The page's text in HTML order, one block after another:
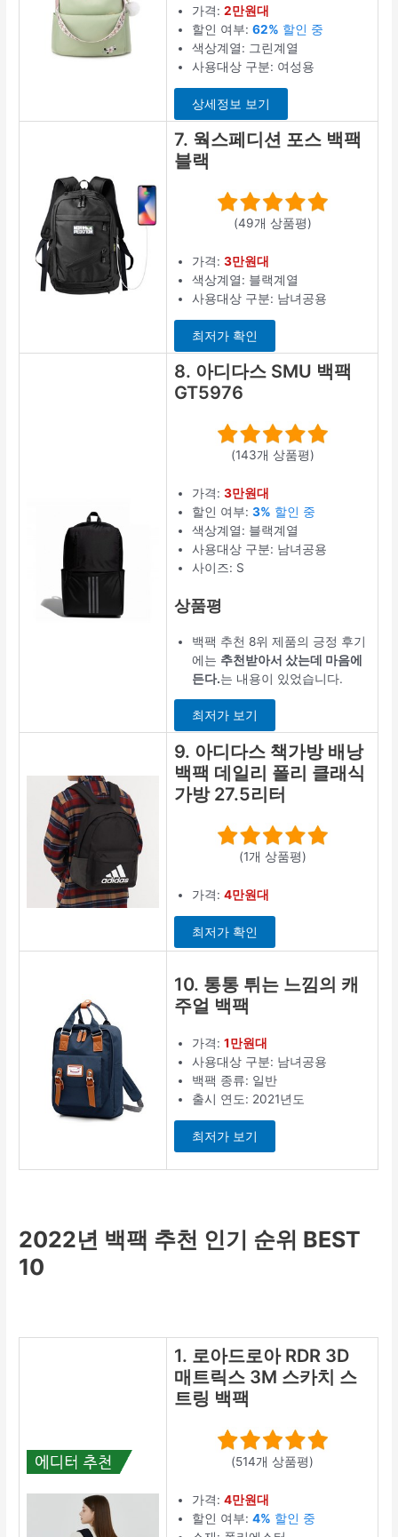
가격:2만원대
할인 여부:62% 할인 중
색상계열: 그린계열
사용대상 구분: 여성용
상세정보 보기
7. 웍스페디션 포스 백팩
블랙
(49개 상품평)
가격:3만원대
색상계열: 블랙계열
사용대상 구분: 남녀공용
최저가 확인
8. 아디다스 SMU 백팩
GT5976
(143개 상품평)
가격:3만원대
할인 여부:3% 할인 중
색상계열: 블랙계열
사용대상 구분: 남녀공용
사이즈: S
상품평
백팩 추천 8위 제품의 긍정 후기
에는 추천받아서 샀는데 마음에
든다.는 내용이 있었습니다.
최저가 보기
9. 아디다스 책가방 배낭
백팩 데일리 폴리 클래식
가방 27.5리터
(1개 상품평)
가격:4만원대
최저가 확인
10. 통통 튀는 느낌의 캐
주얼 백팩
가격:1만원대
사용대상 구분: 남녀공용
백팩 종류: 일반
출시 연도: 2021년도
최저가 보기
2022년 백팩 추천 인기 순위 BEST
10
1. 로아드로아 RDR 3D
매트릭스 3M 스카치 스
트링 백팩
(514개 상품평)
가격:4만원대
할인 여부:4% 할인 중